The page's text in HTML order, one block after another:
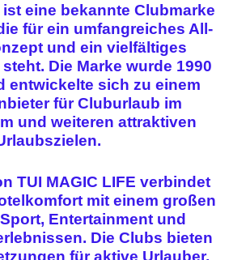
ist eine bekannte Clubmarke
für ein umfangreiches All-
und ein vielfältiges
Die Marke wurde 1990
entwickelte sich zu einem
für Cluburlaub im
und weiteren attraktiven
TUI MAGIC LIFE verbindet
mit einem großen
Entertainment und
Die Clubs bieten
für aktive Urlauber,